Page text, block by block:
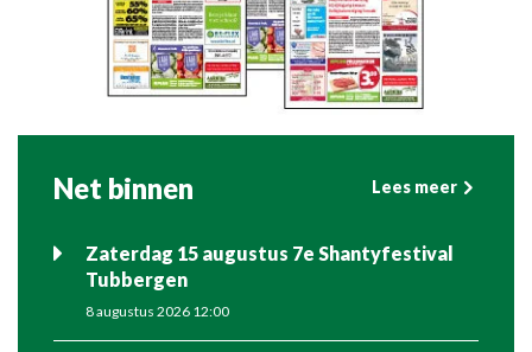
Net binnen Lees meer
Zaterdag 15 augustus 7e Shantyfestival
Tubbergen
8 augustus 2026 12:00